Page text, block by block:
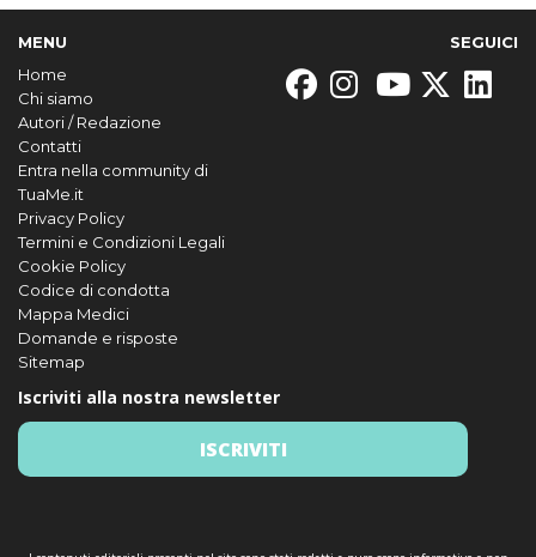
MENU
Home
Chi siamo
Autori / Redazione
Contatti
Entra nella community di
TuaMe.it
Privacy Policy
Termini e Condizioni Legali
Cookie Policy
Codice di condotta
Mappa Medici
Domande e risposte
Sitemap
SEGUICI
Iscriviti alla nostra newsletter
ISCRIVITI